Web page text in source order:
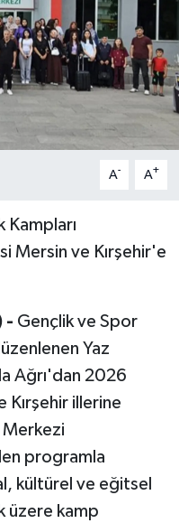
A- A+
Kampları
Mersin ve Kırşehir'e
- Gençlik ve Spor
Yaz
Ağrı'dan 2026
Kırşehir illerine
Merkezi
programla
kültürel ve eğitsel
üzere kamp